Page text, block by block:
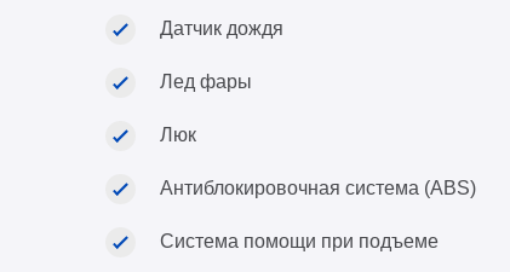
Датчик дождя
Лед фары
Люк
Антиблокировочная система (ABS)
Система помощи при подъеме